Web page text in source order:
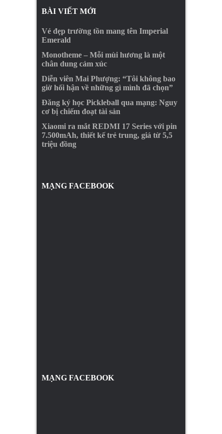
BÀI VIẾT MỚI
Vẻ đẹp trường tồn mang tên Imperial
Emerald
Monotheme – Mỗi mùi hương là một
chân dung cảm xúc
Diễn viên Mai Phượng: “Tôi không bao
giờ hối hận về những gì mình đã chọn”
Đăng ký học Pickleball qua mạng: Nguy
cơ bị chiếm đoạt tài sản
Xiaomi ra mắt REDMI 17 Series với pin
7.500mAh, thiết kế trẻ trung, giá từ 5,5
triệu đồng
MẠNG FACEBOOK
MẠNG FACEBOOK